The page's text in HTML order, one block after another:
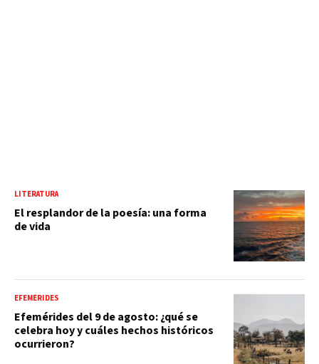
LITERATURA
El resplandor de la poesía: una forma
de vida
EFEMÉRIDES
Efemérides del 9 de agosto: ¿qué se
celebra hoy y cuáles hechos históricos
ocurrieron?